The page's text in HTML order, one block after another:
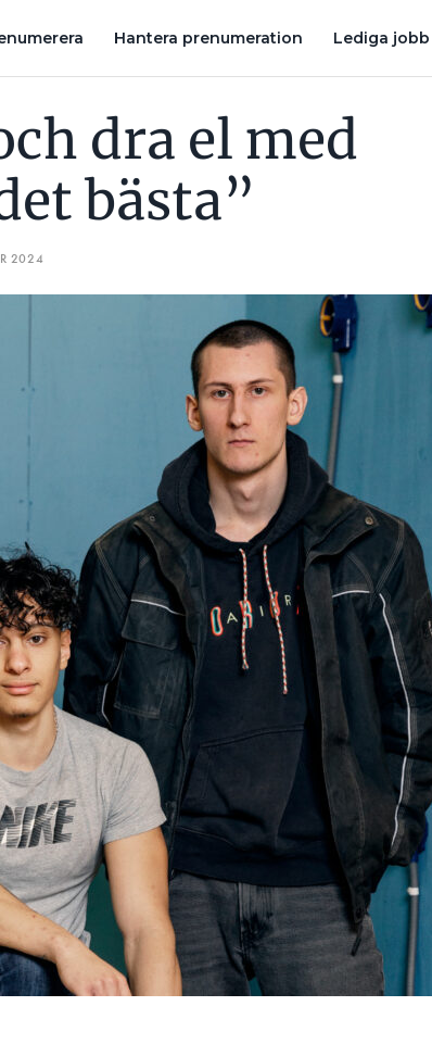
Hantera prenumeration Lediga jobb
dra el med
bästa”
2024
DU ELLÄRAN – OCH SKULLE DU FIXA ECY-PROVET?